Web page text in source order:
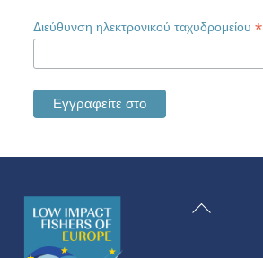
Διεύθυνση ηλεκτρονικού ταχυδρομείου*
Επιστροφή